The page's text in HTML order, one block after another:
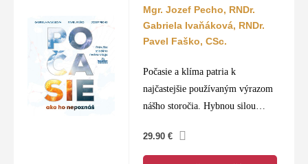
Mgr. Jozef Pecho, RNDr.
Gabriela Ivaňáková, RNDr.
Pavel Faško, CSc.
Počasie a klíma patria k
najčastejšie používaným výrazom
nášho storočia. Hybnou silou
najmä mladí ľudia, ktorí sa budú
musieť vyrovnať so zmenou klímy.
29.90€